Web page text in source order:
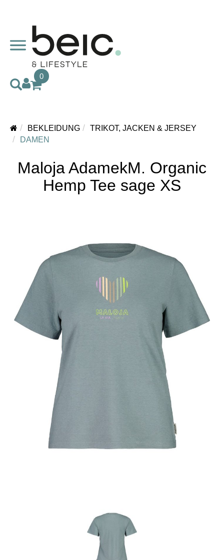
0
BEKLEIDUNG
TRIKOT, JACKEN & JERSEY
DAMEN
Maloja AdamekM. Organic
Hemp Tee sage XS